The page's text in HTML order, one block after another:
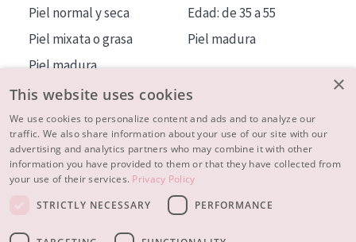
Piel normal y seca
Piel mixata o grasa
Piel madura
Piel expuesta al sol
Piel menopáusica
Edad: de 35 a 55
Piel madura
MÁS SOBRE NOSOTROS
INSPIRACIÓN
CONTACTO
×
This website uses cookies
We use cookies to personalize content and ads and to analyze our
traffic. We also share information about your use of our site with our
advertising and analytics partners who may combine it with other
information you have provided to them or that they have collected from
your use of their services. Privacy Policy
STRICTLY NECESSARY
PERFORMANCE